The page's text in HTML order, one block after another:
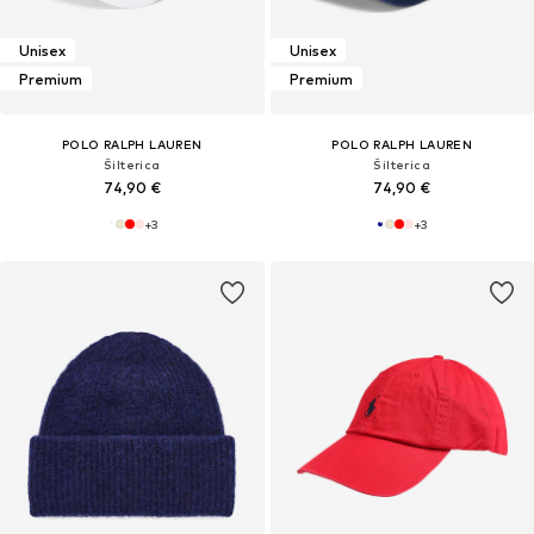
Unisex
Premium
POLO RALPH LAUREN
Šilterica
74,90 €
+3
Unisex
Premium
POLO RALPH LAUREN
Šilterica
74,90 €
+3